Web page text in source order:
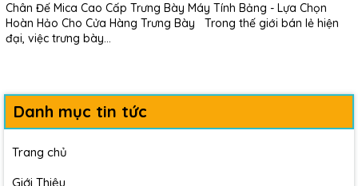
Chân Đế Mica Cao Cấp Trưng Bày Máy Tính Bảng - Lựa Chọn
Hoàn Hảo Cho Cửa Hàng Trưng Bày Trong thế giới bán lẻ hiện
đại, việc trưng bày...
Danh mục tin tức
Trang chủ
Giới Thiệu